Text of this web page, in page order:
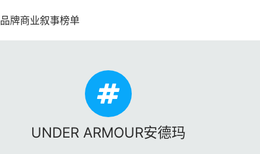
品牌商业叙事榜单
UNDER ARMOUR安德玛